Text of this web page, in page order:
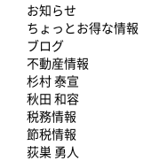
お知らせ
ちょっとお得な情報
ブログ
不動産情報
杉村 泰宣
秋田 和容
税務情報
節税情報
荻巣 勇人